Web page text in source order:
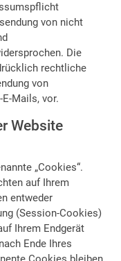
von nicht
Die
rechtliche
von
Mails, vor.
Website
„Cookies“.
auf Ihrem
entweder
(Session-Cookies)
Ihrem Endgerät
Ende Ihres